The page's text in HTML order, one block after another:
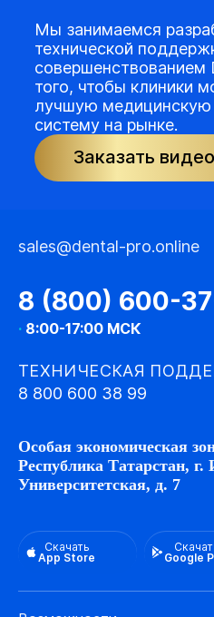
Мы занимаемся
технической
совершенствованием
того, чтобы клиники
лучшую
систему на рынке.
Заказать
sales@dental-pro.online
8 (800) 600-
· 8:00-17:00 МСК
ТЕХНИЧЕСКАЯ
8 800 600 38 99
Особая экономическая
Республика Татарстан, г.
Университетская, д. 7
Скачать
App Store
Google